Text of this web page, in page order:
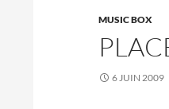
MUSIC BOX
6 JUIN 2009